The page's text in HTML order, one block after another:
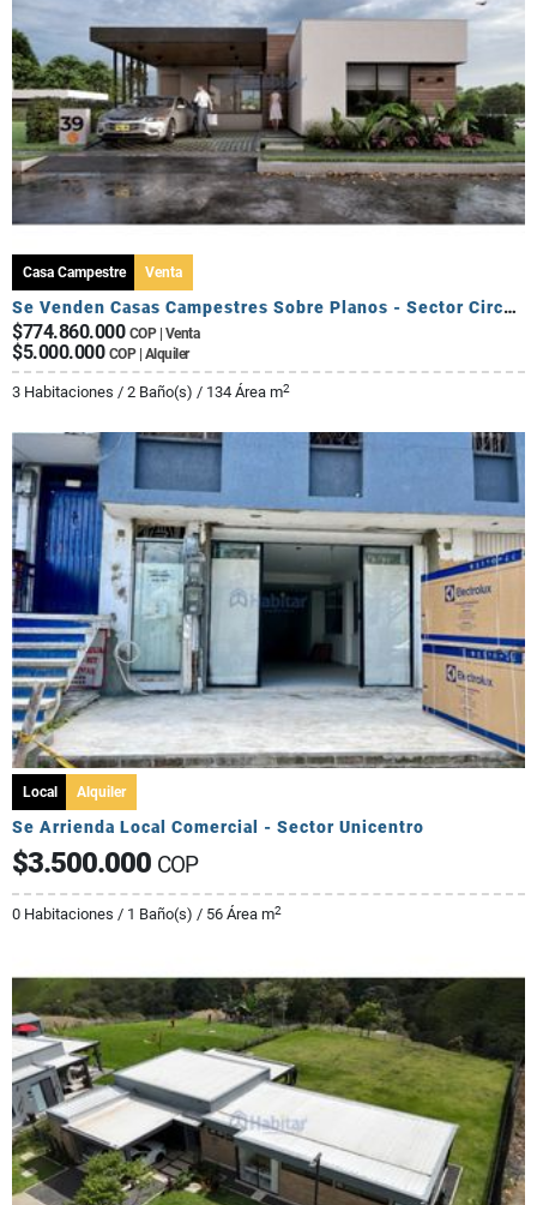
Casa Campestre Venta
Se Venden Casas Campestres Sobre Planos - Sector Circasia
$774.860.000 COP | Venta
$5.000.000 COP | Alquiler
3 Habitaciones / 2 Baño(s) / 134 Área m2
Local Alquiler
Se Arrienda Local Comercial - Sector Unicentro
$3.500.000 COP
0 Habitaciones / 1 Baño(s) / 56 Área m2